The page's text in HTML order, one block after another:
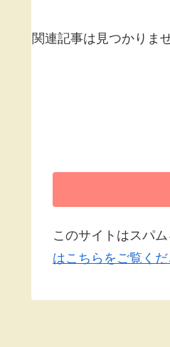
関連記事は見つかりま
このサイトはスパ
はこちらをご覧く